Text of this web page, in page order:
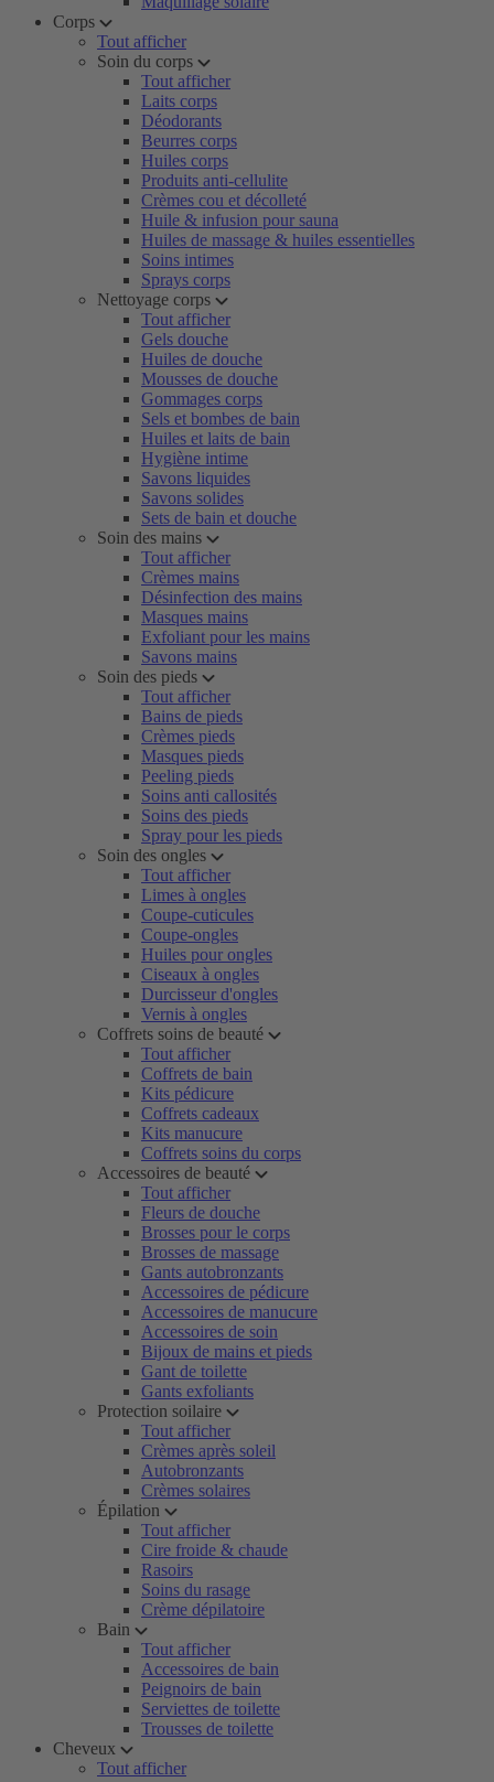
Corps
Tout afficher
Soin du corps
Tout afficher
Laits corps
Déodorants
Beurres corps
Huiles corps
Produits anti-cellulite
Crèmes cou et décolleté
Huile & infusion pour sauna
Huiles de massage & huiles essentielles
Soins intimes
Sprays corps
Nettoyage corps
Tout afficher
Gels douche
Huiles de douche
Mousses de douche
Gommages corps
Sels et bombes de bain
Huiles et laits de bain
Hygiène intime
Savons liquides
Savons solides
Sets de bain et douche
Soin des mains
Tout afficher
Crèmes mains
Désinfection des mains
Masques mains
Exfoliant pour les mains
Savons mains
Soin des pieds
Tout afficher
Bains de pieds
Crèmes pieds
Masques pieds
Peeling pieds
Soins anti callosités
Soins des pieds
Spray pour les pieds
Soin des ongles
Tout afficher
Limes à ongles
Coupe-cuticules
Coupe-ongles
Huiles pour ongles
Ciseaux à ongles
Durcisseur d'ongles
Vernis à ongles
Coffrets soins de beauté
Tout afficher
Coffrets de bain
Kits pédicure
Coffrets cadeaux
Kits manucure
Coffrets soins du corps
Accessoires de beauté
Tout afficher
Fleurs de douche
Brosses pour le corps
Brosses de massage
Gants autobronzants
Accessoires de pédicure
Accessoires de manucure
Accessoires de soin
Bijoux de mains et pieds
Gant de toilette
Gants exfoliants
Protection soilaire
Tout afficher
Crèmes après soleil
Autobronzants
Crèmes solaires
Épilation
Tout afficher
Cire froide & chaude
Rasoirs
Soins du rasage
Crème dépilatoire
Bain
Tout afficher
Accessoires de bain
Peignoirs de bain
Serviettes de toilette
Trousses de toilette
Cheveux
Tout afficher